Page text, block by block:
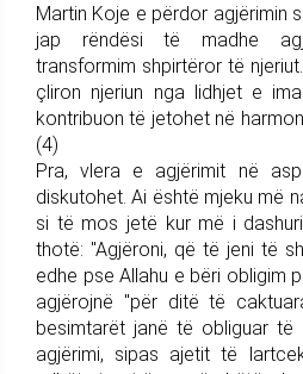
Martin Koje e përdor agjërimin
jap rëndësi të madhe
transformim shpirtëror të
çliron njeriun nga lidhjet e
kontribuon të jetohet në
(4)
Pra, vlera e agjërimit në
diskutohet. Ai është mjeku më
si të mos jetë kur më i
thotë: "Agjëroni, që të jeni të
edhe pse Allahu e bëri obligim
agjërojnë "për ditë të
besimtarët janë të obliguar të
agjërimi, sipas ajetit të